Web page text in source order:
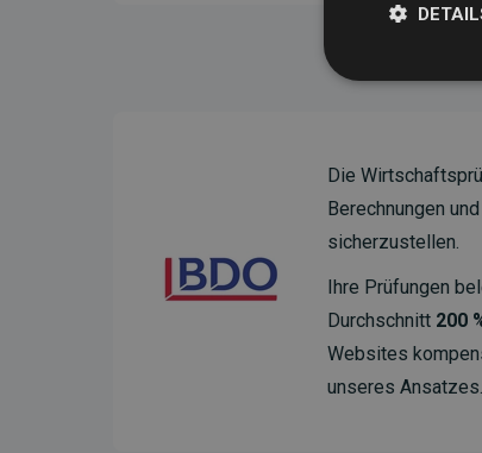
Die
Berechnungen
sicherzustellen.
Ihre Prüfungen
Durchschnitt 200
Websites
unseres Ansatzes.